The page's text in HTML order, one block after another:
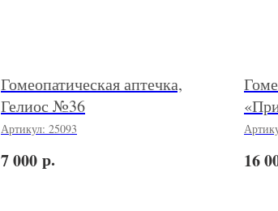
Гомеопатическая аптечка,
Гелиос №36
Артикул: 25093
7 000 р. 16